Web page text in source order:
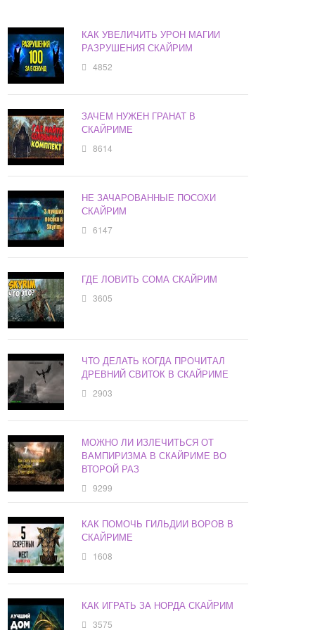
КАК УВЕЛИЧИТЬ УРОН МАГИИ
РАЗРУШЕНИЯ СКАЙРИМ
4852
ЗАЧЕМ НУЖЕН ГРАНАТ В
СКАЙРИМЕ
8614
НЕ ЗАЧАРОВАННЫЕ ПОСОХИ
СКАЙРИМ
6147
ГДЕ ЛОВИТЬ СОМА СКАЙРИМ
3605
ЧТО ДЕЛАТЬ КОГДА ПРОЧИТАЛ
ДРЕВНИЙ СВИТОК В СКАЙРИМЕ
2903
МОЖНО ЛИ ИЗЛЕЧИТЬСЯ ОТ
ВАМПИРИЗМА В СКАЙРИМЕ ВО
ВТОРОЙ РАЗ
9299
КАК ПОМОЧЬ ГИЛЬДИИ ВОРОВ В
СКАЙРИМЕ
1608
КАК ИГРАТЬ ЗА НОРДА СКАЙРИМ
3575